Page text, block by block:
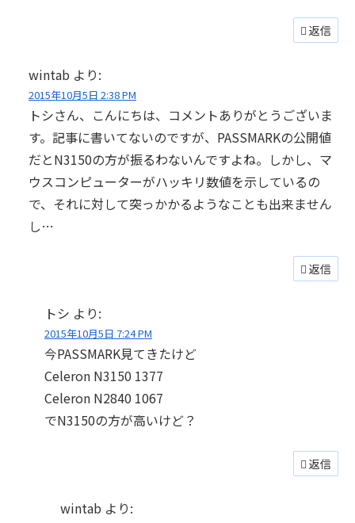
返信
wintab より:
2015年10月5日 2:38 PM
トシさん、こんにちは、コメントありがとうございま
す。記事に書いてないのですが、PASSMARKの公開値
だとN3150の方が振るわないんですよね。しかし、マ
ウスコンピューターがハッキリ数値を示しているの
で、それに対して突っかかるようなことも出来ません
し…
返信
トシ より:
2015年10月5日 7:24 PM
今PASSMARK見てきたけど
Celeron N3150 1377
Celeron N2840 1067
でN3150の方が高いけど？
返信
wintab より: